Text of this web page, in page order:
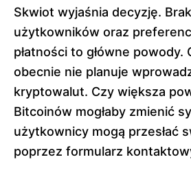
Skwiot wyjaśnia decyzję.
użytkowników oraz
płatności to główne powody.
obecnie nie planuje
kryptowalut. Czy większa
Bitcoinów mogłaby zmienić
użytkownicy mogą przesłać
poprzez formularz